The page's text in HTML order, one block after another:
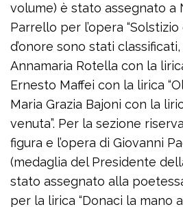
volume) è stato assegnato a
Parrello per l’opera “Solstizio
d’onore sono stati classificati,
Annamaria Rotella con la
Ernesto Maffei con la lirica
Maria Grazia Bajoni con la
venuta”. Per la sezione
figura e l’opera di Giovanni
(medaglia del Presidente
stato assegnato alla
per la lirica “Donaci la mano